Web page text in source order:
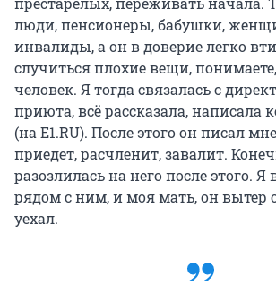
люди, пенсионеры, бабушки,
инвалиды, а он в доверие легко
случиться плохие вещи,
человек. Я тогда связалась с
приюта, всё рассказала, написала
(на E1.RU). После этого он писал
приедет, расчленит, завалит.
разозлилась на него после этого. Я
рядом с ним, и моя мать, он вытер
уехал.